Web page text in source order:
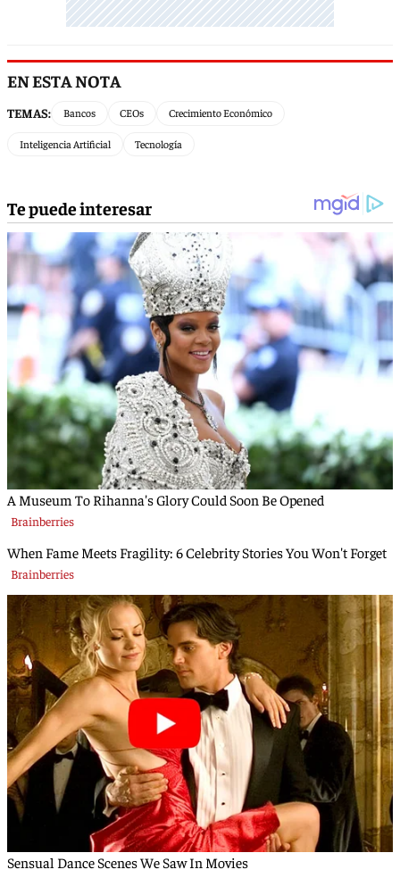
EN ESTA NOTA
TEMAS: Bancos CEOs Crecimiento Económico
Inteligencia Artificial Tecnología